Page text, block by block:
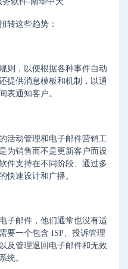
转这些趋势：
则，以便根据各种事件自动
提供消息模板和机制，以通
表通知客户。
活动管理和电子邮件营销工
为销售而不是更新客户而设
件支持在不同阶段、通过多
快速设计和广播。
子邮件，他们通常也没有适
要一个包含 ISP、投诉管理
及管理退回电子邮件和无效
统。